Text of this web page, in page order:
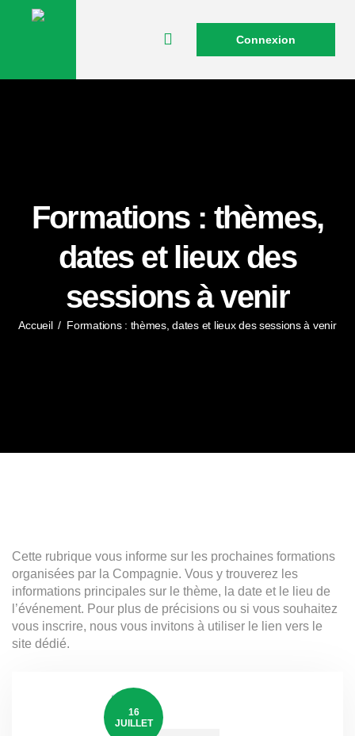
Connexion
Formations : thèmes,
dates et lieux des
sessions à venir
Accueil / Formations : thèmes, dates et lieux des sessions à venir
Cette rubrique vous informe sur les prochaines formations
organisées par la Compagnie. Vous y trouverez les
informations principales sur le thème, la date et le lieu de
l’événement. Pour plus de précisions ou si vous souhaitez
vous inscrire, nous vous invitons à utiliser le lien vers le
site dédié.
16
JUILLET